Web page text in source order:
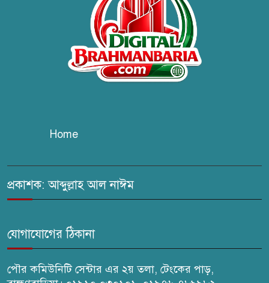
কবি জয়দুল হোসেনের
‘পাখপাখালির মিলনমেলা’ গ্রন্থের
প্রকাশনা উৎসব
চুরির দায়ে সুলতানপুরের বোরহান
ঢেউ’র আহবায়ক সোহেল সদস্য
Home
প্রকাশক: আব্দুল্লাহ আল নাঈম
যোগাযোগের ঠিকানা
পৌর কমিউনিটি সেন্টার এর ২য় তলা, টেংকের পাড়,